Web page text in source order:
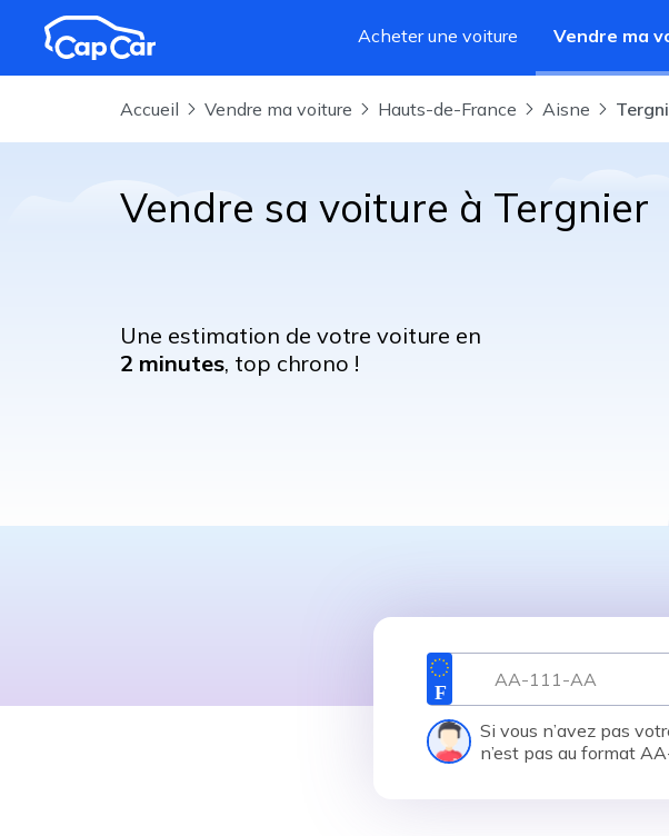
Aller au contenu principal
Acheter une voiture
Vendre ma
Accueil Vendre ma voiture Hauts-de-France Aisne
Vendre sa voiture à Tergnier
Une estimation de votre voiture en
2 minutes, top chrono !
Si vous n’avez pas
n’est pas au format